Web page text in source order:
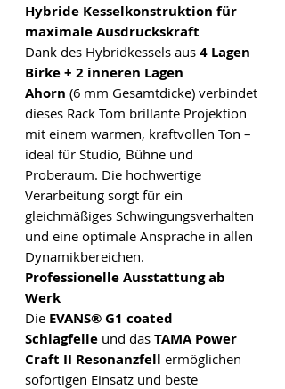
Hybride Kesselkonstruktion für
maximale Ausdruckskraft
Dank des Hybridkessels aus 4 Lagen
Birke + 2 inneren Lagen
Ahorn (6 mm Gesamtdicke) verbindet
dieses Rack Tom brillante Projektion
mit einem warmen, kraftvollen Ton –
ideal für Studio, Bühne und
Proberaum. Die hochwertige
Verarbeitung sorgt für ein
gleichmäßiges Schwingungsverhalten
und eine optimale Ansprache in allen
Dynamikbereichen.
Professionelle Ausstattung ab
Werk
Die EVANS® G1 coated
Schlagfelle und das TAMA Power
Craft II Resonanzfell ermöglichen
sofortigen Einsatz und beste